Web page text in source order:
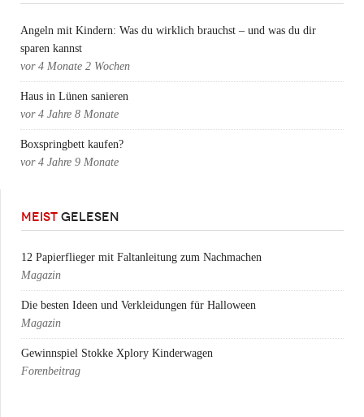
Angeln mit Kindern: Was du wirklich brauchst – und was du dir
sparen kannst
vor 4 Monate 2 Wochen
Haus in Lünen sanieren
vor 4 Jahre 8 Monate
Boxspringbett kaufen?
vor 4 Jahre 9 Monate
MEIST GELESEN
12 Papierflieger mit Faltanleitung zum Nachmachen
Magazin
Die besten Ideen und Verkleidungen für Halloween
Magazin
Gewinnspiel Stokke Xplory Kinderwagen
Forenbeitrag